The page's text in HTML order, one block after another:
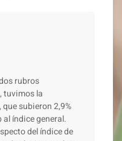
rubros
tuvimos la
subieron 2,9%
índice general.
del índice de